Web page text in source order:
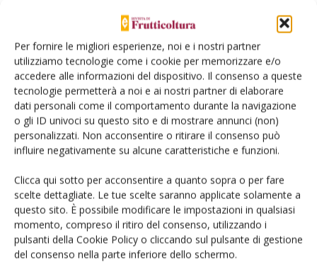
Per fornire le migliori esperienze, noi e i nostri partner
utilizziamo tecnologie come i cookie per memorizzare e/o
accedere alle informazioni del dispositivo. Il consenso a queste
tecnologie permetterà a noi e ai nostri partner di elaborare
dati personali come il comportamento durante la navigazione
o gli ID univoci su questo sito e di mostrare annunci (non)
personalizzati. Non acconsentire o ritirare il consenso può
influire negativamente su alcune caratteristiche e funzioni.
Clicca qui sotto per acconsentire a quanto sopra o per fare
scelte dettagliate. Le tue scelte saranno applicate solamente a
questo sito. È possibile modificare le impostazioni in qualsiasi
momento, compreso il ritiro del consenso, utilizzando i
pulsanti della Cookie Policy o cliccando sul pulsante di gestione
del consenso nella parte inferiore dello schermo.
L'Esperto risponde
I consigli di Terra e Vita agli agricoltori
Cerca adesso
Dalla stessa categoria